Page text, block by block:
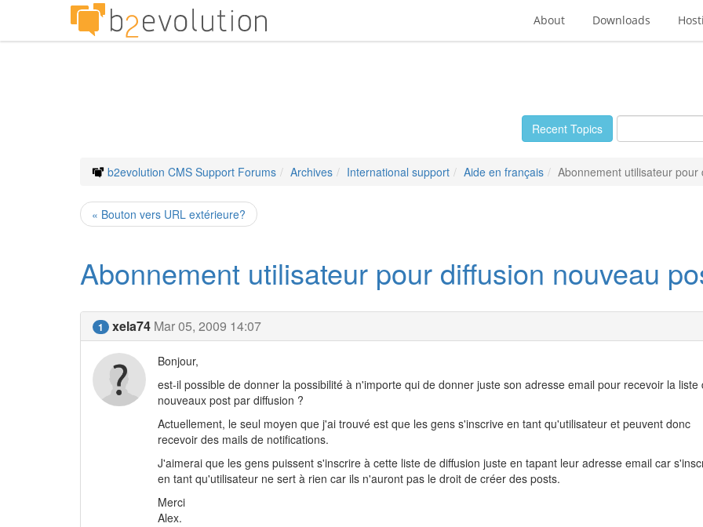
About Downloads
Recent Topics
b2evolution CMS Support Forums Archives International support Aide en français Abonnement utilisateur
« Bouton vers URL extérieure?
Abonnement utilisateur pour diffusion nouveau
1 xela74 Mar 05, 2009 14:07
Bonjour,
est-il possible de donner la possibilité à n'importe qui de donner juste son adresse email pour recevoir la liste
nouveaux post par diffusion ?
Actuellement, le seul moyen que j'ai trouvé est que les gens s'inscrive en tant qu'utilisateur et peuvent donc
recevoir des mails de notifications.
J'aimerai que les gens puissent s'inscrire à cette liste de diffusion juste en tapant leur adresse email car
en tant qu'utilisateur ne sert à rien car ils n'auront pas le droit de créer des posts.
Merci
Alex.